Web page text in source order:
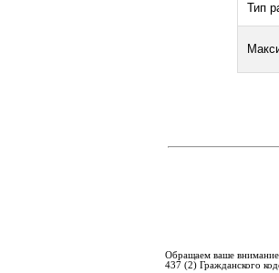
Тип
Обращаем ваше внимание
437 (2) Гражданского